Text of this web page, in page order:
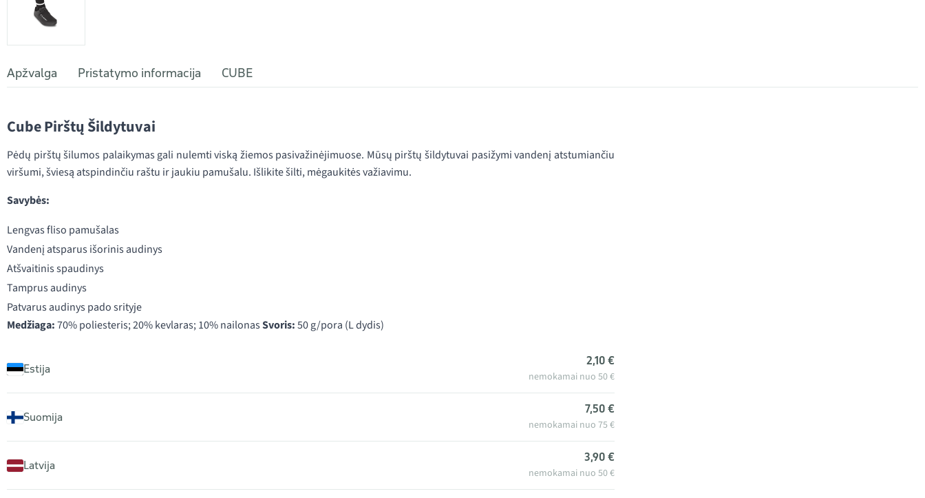
Apžvalga Pristatymo informacija CUBE
Cube Pirštų Šildytuvai
Pėdų pirštų šilumos palaikymas gali nulemti viską žiemos pasivažinėjimuose. Mūsų pirštų šildytuvai pasižymi vandenį atstumiančiu
viršumi, šviesą atspindinčiu raštu ir jaukiu pamušalu. Išlikite šilti, mėgaukitės važiavimu.
Savybės:
Lengvas fliso pamušalas
Vandenį atsparus išorinis audinys
Atšvaitinis spaudinys
Tamprus audinys
Patvarus audinys pado srityje
Medžiaga:70% poliesteris; 20% kevlaras; 10% nailonasSvoris:50 g/pora (L dydis)
Estija
2,10 €
nemokamai nuo 50 €
Suomija
7,50 €
nemokamai nuo 75 €
Latvija
3,90 €
nemokamai nuo 50 €